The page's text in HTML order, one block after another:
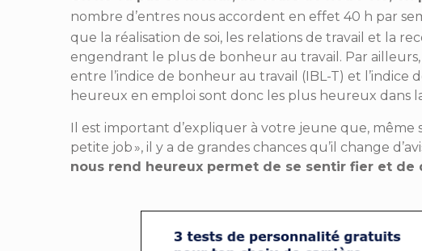
nombre d’entres nous accordent en effet 40 h par
que la réalisation de soi, les relations de travail et la
engendrant le plus de bonheur au travail. Par
entre l’indice de bonheur au travail (IBL-T) et l’indice
heureux en emploi sont donc les plus heureux dans
Il est important d’expliquer à votre jeune que, même
petite job », il y a de grandes chances qu’il change
nous rend heureux permet de se sentir fier et de